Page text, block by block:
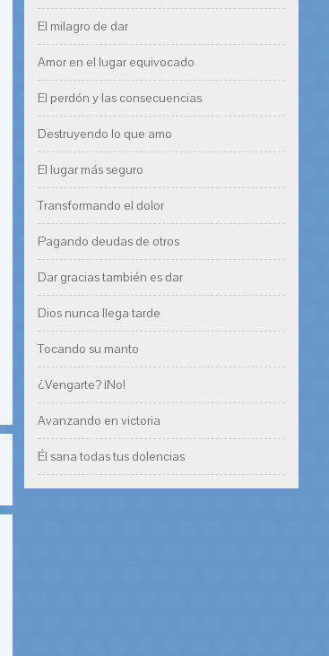
El milagro de dar
Amor en el lugar equivocado
El perdón y las consecuencias
Destruyendo lo que amo
El lugar más seguro
Transformando el dolor
Pagando deudas de otros
Dar gracias también es dar
Dios nunca llega tarde
Tocando su manto
¿Vengarte? ¡No!
Avanzando en victoria
Él sana todas tus dolencias